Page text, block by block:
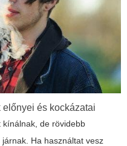
és kockázatai
kínálnak, de rövidebb
Ha használtat vesz